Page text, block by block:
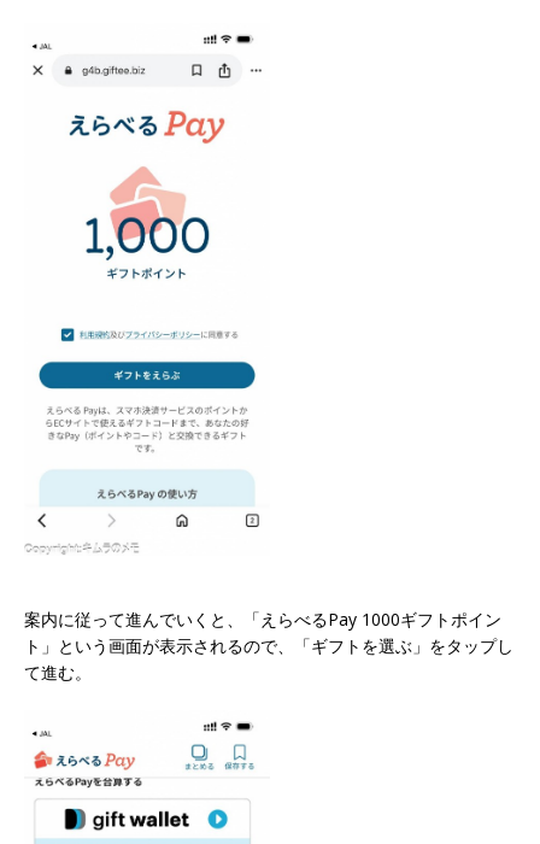
案内に従って進んでいくと、「えらべるPay 1000ギフトポイン
ト」という画面が表示されるので、「ギフトを選ぶ」をタップし
て進む。